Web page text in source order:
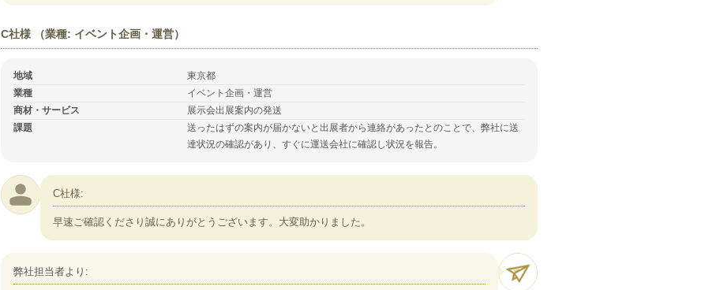
C社様 （業種: イベント企画・運営）
地域
東京都
業種
イベント企画・運営
商材・サービス
展示会出展案内の発送
課題
送ったはずの案内が届かないと出展者から連絡があったとのことで、弊社に送
達状況の確認があり、すぐに運送会社に確認し状況を報告。
C社様:
早速ご確認くださり誠にありがとうございます。大変助かりました。
弊社担当者より: